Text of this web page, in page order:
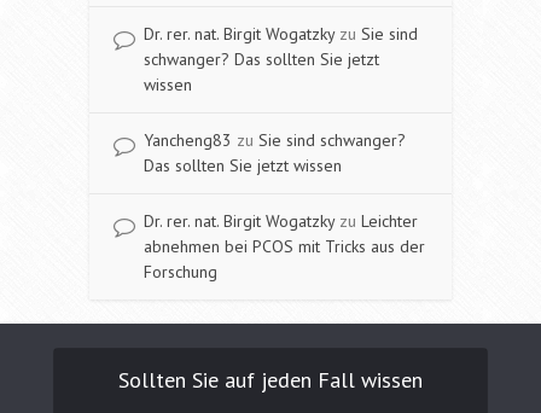
Dr. rer. nat. Birgit Wogatzkyzu Sie sind
schwanger? Das sollten Sie jetzt
wissen
Yancheng83 zu Sie sind schwanger?
Das sollten Sie jetzt wissen
Dr. rer. nat. Birgit Wogatzkyzu Leichter
abnehmen bei PCOS mit Tricks aus der
Forschung
Sollten Sie auf jeden Fall wissen